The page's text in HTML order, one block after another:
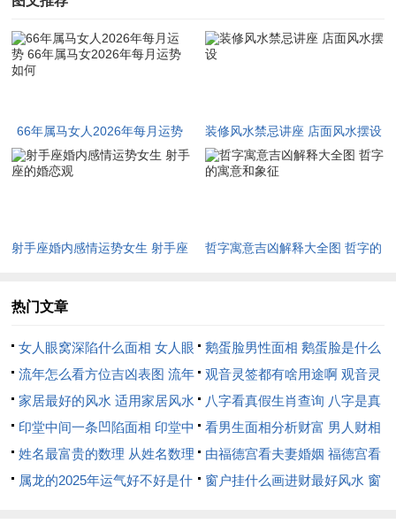
瑞兽迎祥等专业风水摆件，借助其汉白玉雕刻的一对貔貅之力，
以土泄火、以瑞兽镇煞，可有效化解五黄凶星带来的负面作用，
1966年属马女性2026年事业运势
印星化杀是本年度事业运势的核心转机。尽管「伏吟」同「自
示个人技能 的舞台。
驿马星动的作用在流年中亦不容忽视。虽非物理有价值 上的频
繁迁徙，但心态与职责范畴上的「变动」在所难免，可能需接手
跨领域的新项目，处理历史遗留问题，或工作节奏被迫不断调
整。
66年属马女人2026年每月运势
66年属马女2026年每月运势如
装修风水禁忌讲座 店面风水摆设
射手座婚内感情运势女生 射手座
哲字寓意吉凶解释大全图 哲字的
热门文章
女人眼窝深陷什么面相 女人眼
窝深陷是短命相吗
鹅蛋脸男性面相 鹅蛋脸是什么
脸型男性
流年怎么看方位吉凶表图 流年
位置怎么看
观音灵签都有啥用途啊 观音灵
签全部签签词
家居最好的风水 适用家居风水
八字看真假生肖查询 八字是真
还是假
印堂中间一条凹陷面相 印堂中
间有条线沟好不好
看男生面相分析财富 男人财相
从哪里看
姓名最富贵的数理 从姓名数理
看富豪
由福德宫看夫妻婚姻 福德宫看
配偶生肖
属龙的2025年运气好不好是什
窗户挂什么画进财最好风水 窗